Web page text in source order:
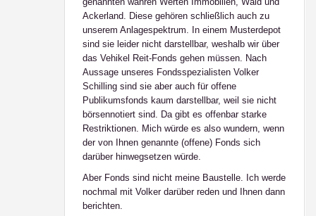
Ackerland. Diese gehören schließlich auch zu
unserem Anlagespektrum. In einem Musterdepot
sind sie leider nicht darstellbar, weshalb wir über
das Vehikel Reit-Fonds gehen müssen. Nach
Aussage unseres Fondsspezialisten Volker
Schilling sind sie aber auch für offene
Publikumsfonds kaum darstellbar, weil sie nicht
börsennotiert sind. Da gibt es offenbar starke
Restriktionen. Mich würde es also wundern, wenn
der von Ihnen genannte (offene) Fonds sich
darüber hinwegsetzen würde.
Aber Fonds sind nicht meine Baustelle. Ich werde
nochmal mit Volker darüber reden und Ihnen dann
berichten.